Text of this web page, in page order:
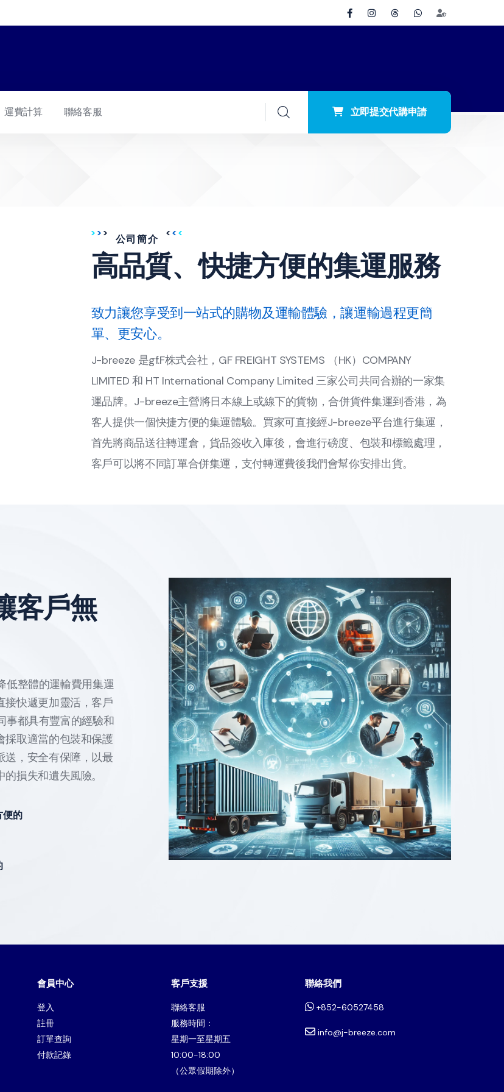
運費計算 聯絡客服 立即提交代購申請
公司簡介
高品質、快捷方便的集運服務
致力讓您享受到一站式的購物及運輸體驗，讓運輸過程更簡
單、更安心。
J-breeze 是gf.F株式会社，GF FREIGHT SYSTEMS （HK）COMPANY
LIMITED 和 HT International Company Limited 三家公司共同合辦的一家集
運品牌。J-breeze主營將日本線上或線下的貨物，合併貨件集運到香港，為
客人提供一個快捷方便的集運體驗。買家可直接經J-breeze平台進行集運，
首先將商品送往轉運倉，貨品簽收入庫後，會進行磅度、包裝和標籤處理，
客戶可以將不同訂單合併集運，支付轉運費後我們會幫你安排出貨。
客戶無
低整體的運輸費用集運
接快遞更加靈活，客戶
事都具有豐富的經驗和
採取適當的包裝和保護
送，安全有保障，以最
損失和遺失風險。
便的
會員中心
登入
註冊
訂單查詢
付款記錄
客戶支援
聯絡客服
服務時間：
星期一至星期五
10:00-18:00
（公眾假期除外）
聯絡我們
+852-60527458
info@j-breeze.com